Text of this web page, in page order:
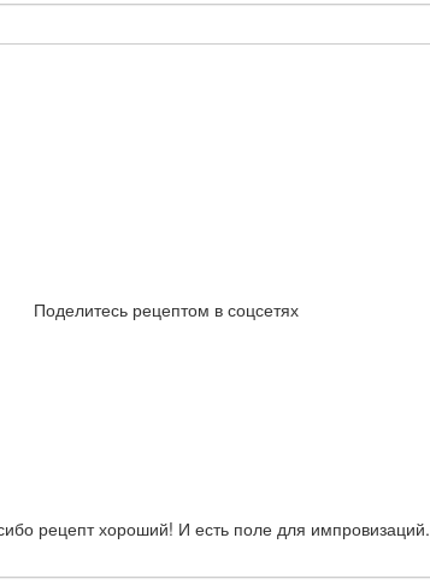
Поделитесь рецептом в соцсетях
рецепт хороший! И есть поле для импровизаций.